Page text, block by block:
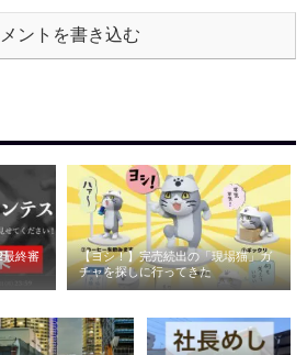
ントを書き込む
最終審
【ヨシ！】完売続出の「現場猫」ガ
チャを探しに行ってきた